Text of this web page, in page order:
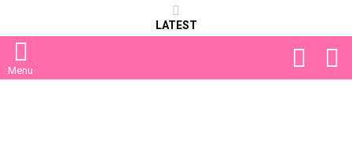
LATEST
Menu